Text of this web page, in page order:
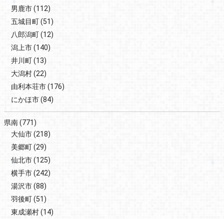
男鹿市(112)
五城目町(51)
八郎潟町(12)
潟上市(140)
井川町(13)
大潟村(22)
由利本荘市(176)
にかほ市(84)
県南(771)
大仙市(218)
美郷町(29)
仙北市(125)
横手市(242)
湯沢市(88)
羽後町(51)
東成瀬村(14)